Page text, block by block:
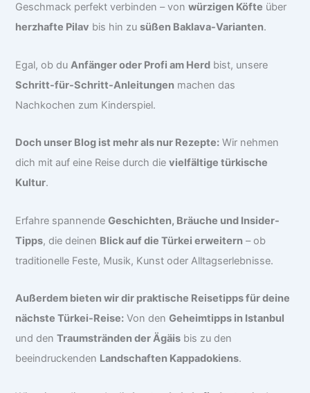
Geschmack perfekt verbinden – vonwürzigen Köfte über
herzhafte Pilav bis hin zusüßen Baklava-Varianten.
Egal, ob duAnfänger oder Profi am Herd bist, unsere
Schritt-für-Schritt-Anleitungen machen das
Nachkochen zum Kinderspiel.
Doch unser Blog ist mehr als nur Rezepte: Wir nehmen
dich mit auf eine Reise durch dievielfältige türkische
Kultur.
Erfahre spannendeGeschichten, Bräuche und Insider-
Tipps, die deinen Blick auf die Türkei erweitern – ob
traditionelle Feste, Musik, Kunst oder Alltagserlebnisse.
Außerdem bieten wir dir praktische Reisetipps für deine
nächste Türkei-Reise: Von denGeheimtipps in Istanbul
und denTraumstränden der Ägäis bis zu den
beeindruckenden Landschaften Kappadokiens.